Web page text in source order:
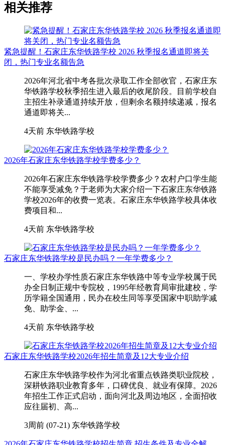
相关推荐
紧急提醒！石家庄东华铁路学校 2026 秋季报名通道即将关
闭，热门专业名额告急
2026年河北省中考各批次录取工作全部收官，石家庄东
华铁路学校秋季招生进入最后的收尾阶段。目前学校自
主招生补录通道持续开放，但剩余名额持续递减，报名
通道即将关...
4天前 东华铁路学校
2026年石家庄东华铁路学校学费多少？
2026年石家庄东华铁路学校学费多少？农村户口学生能
不能享受减免？于老师为大家介绍一下石家庄东华铁路
学校2026年的收费一览表。石家庄东华铁路学校具体收
费项目和...
4天前 东华铁路学校
石家庄东华铁路学校是民办吗？一年学费多少？
一、学校办学性质石家庄东华铁路中等专业学校属于民
办全日制正规中专院校，1995年经教育局审批建校，学
历学籍全国通用，民办在校生同等享受国家中职助学减
免、助学金、...
4天前 东华铁路学校
石家庄东华铁路学校2026年招生简章及12大专业介绍
石家庄东华铁路学校作为河北省重点铁路类职业院校，
深耕铁路职业教育多年，口碑优良、就业有保障。2026
年招生工作正式启动，面向河北及周边地区，全面招收
应往届初、高...
3周前 (07-21) 东华铁路学校